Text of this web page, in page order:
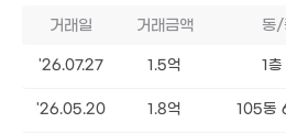
거래일 거래금액 동/
'26.07.27 1.5억 1층
'26.05.20 1.8억 105동